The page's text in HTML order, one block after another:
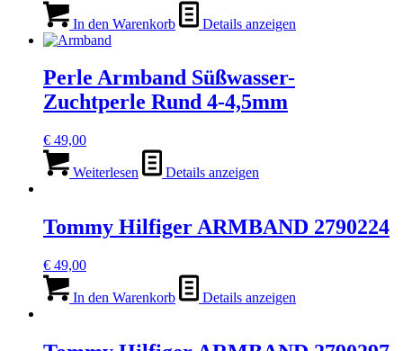
In den Warenkorb Details anzeigen
Perle Armband Süßwasser-
Zuchtperle Rund 4-4,5mm
€ 49,00
Weiterlesen Details anzeigen
Tommy Hilfiger ARMBAND 2790224
€ 49,00
In den Warenkorb Details anzeigen